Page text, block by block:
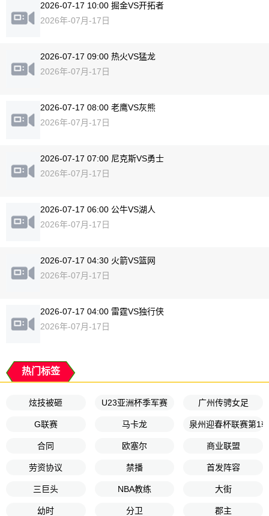
2026-07-17 10:00 掘金VS开拓者
2026年-07月-17日
2026-07-17 09:00 热火VS猛龙
2026年-07月-17日
2026-07-17 08:00 老鹰VS灰熊
2026年-07月-17日
2026-07-17 07:00 尼克斯VS勇士
2026年-07月-17日
2026-07-17 06:00 公牛VS湖人
2026年-07月-17日
2026-07-17 04:30 火箭VS篮网
2026年-07月-17日
2026-07-17 04:00 雷霆VS独行侠
2026年-07月-17日
热门标签
炫技被砸 U23亚洲杯季军赛 广州传骋女足
G联赛 马卡龙 泉州迎春杯联赛第1
合同 欧塞尔 商业联盟
劳资协议 禁播 首发阵容
三巨头 NBA教练 大街
幼时 分卫 郡主